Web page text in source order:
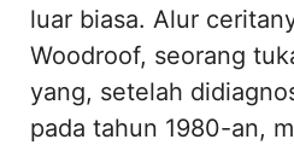
luar biasa. Alur
Woodroof, seorang
yang, setelah
pada tahun 1980-an,